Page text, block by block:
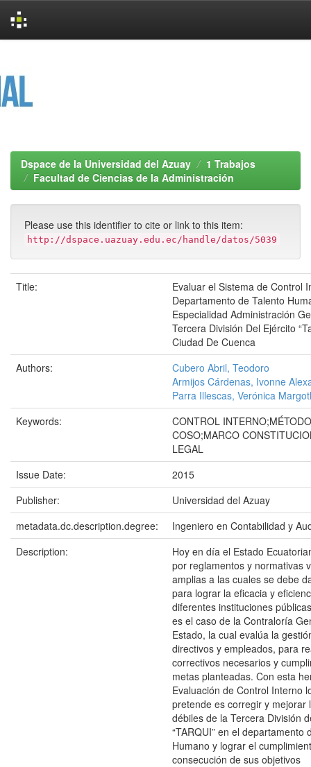
Dspace de la Universidad del Azuay
1 Trabajos
Facultad de Ciencias de la Administración
Please use this identifier to cite or link to this item:
http://dspace.uazuay.edu.ec/handle/datos/5039
Title:
Evaluar el Sistema de Control
Departamento de Talento
Especialidad Administración
Tercera División Del Ejército
Ciudad De Cuenca
Authors:
Cubero Abril, Teodoro
Armijos Cárdenas, Ivonne
Parra Illescas, Verónica
Keywords:
CONTROL INTERNO;MÉTODO
COSO;MARCO
LEGAL
Issue Date:
2015
Publisher:
Universidad del Azuay
metadata.dc.description.degree:
Ingeniero en Contabilidad y
Description:
Hoy en día el Estado
por reglamentos y normativas
amplias a las cuales se debe
para lograr la eficacia y
diferentes instituciones
es el caso de la Contraloría
Estado, la cual evalúa la
directivos y empleados, para
correctivos necesarios y
metas planteadas. Con esta
Evaluación de Control Interno
pretende es corregir y mejorar
débiles de la Tercera División
“TARQUI” en el departamento
Humano y lograr el
consecución de sus objetivos